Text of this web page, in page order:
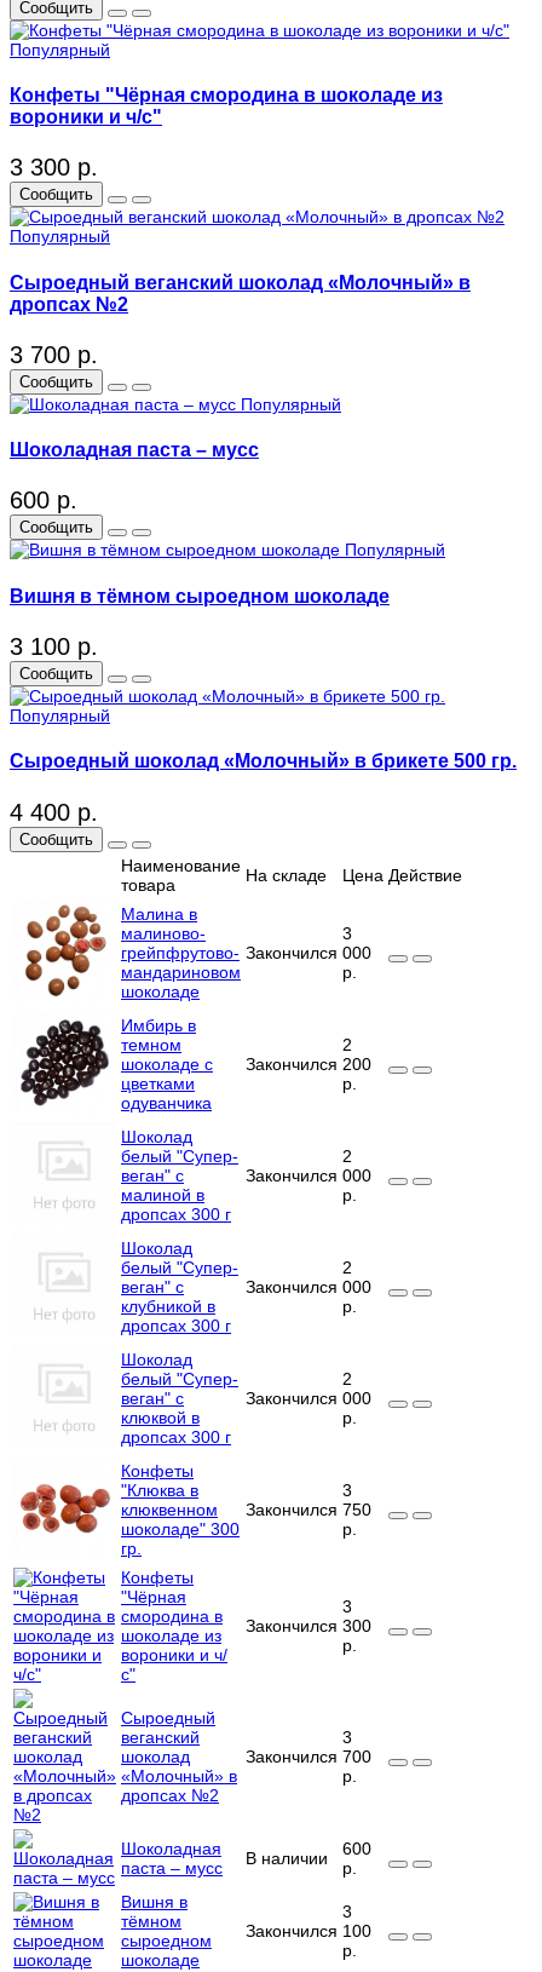
Сообщить
Популярный
Конфеты "Чёрная смородина в шоколаде из
вороники и ч/с"
3 300 р.
Сообщить
Популярный
Сыроедный веганский шоколад «Молочный» в
дропсах №2
3 700 р.
Сообщить
Популярный
Шоколадная паста – мусс
600 р.
Сообщить
Популярный
Вишня в тёмном сыроедном шоколаде
3 100 р.
Сообщить
Популярный
Сыроедный шоколад «Молочный» в брикете 500 гр.
4 400 р.
Сообщить
Наименование
товара
На складе Цена Действие
Малина в
малиново-
грейпфрутово-
мандариновом
шоколаде
Закончился
3
000
р.
Имбирь в
темном
шоколаде с
цветками
одуванчика
Закончился
2
200
р.
Шоколад
белый "Супер-
веган" с
малиной в
дропсах 300 г
Закончился
2
000
р.
Шоколад
белый "Супер-
веган" с
клубникой в
дропсах 300 г
Закончился
2
000
р.
Шоколад
белый "Супер-
веган" с
клюквой в
дропсах 300 г
Закончился
2
000
р.
Конфеты
"Клюква в
клюквенном
шоколаде" 300
гр.
Закончился
3
750
р.
Конфеты
"Чёрная
смородина в
шоколаде из
вороники и ч/
с"
Закончился
3
300
р.
Сыроедный
веганский
шоколад
«Молочный» в
дропсах №2
Закончился
3
700
р.
Шоколадная
паста – мусс
В наличии
600
р.
Вишня в
тёмном
сыроедном
шоколаде
Закончился
3
100
р.